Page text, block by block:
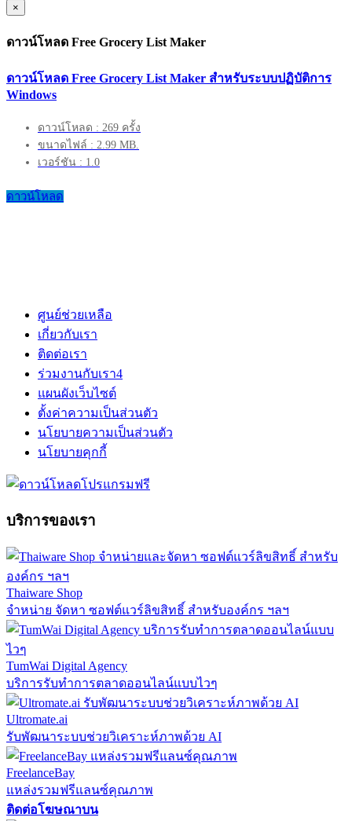
×
ดาวน์โหลด Free Grocery List Maker
ดาวน์โหลด Free Grocery List Maker สำหรับระบบปฏิบัติการ
Windows
ดาวน์โหลด : 269 ครั้ง
ขนาดไฟล์ : 2.99 MB.
เวอร์ชัน : 1.0
ดาวน์โหลด
ศูนย์ช่วยเหลือ
เกี่ยวกับเรา
ติดต่อเรา
ร่วมงานกับเรา4
แผนผังเว็บไซต์
ตั้งค่าความเป็นส่วนตัว
นโยบายความเป็นส่วนตัว
นโยบายคุกกี้
บริการของเรา
Thaiware Shop
จำหน่าย จัดหา ซอฟต์แวร์ลิขสิทธิ์ สำหรับองค์กร ฯลฯ
TumWai Digital Agency
บริการรับทำการตลาดออนไลน์แบบไวๆ
Ultromate.ai
รับพัฒนาระบบช่วยวิเคราะห์ภาพด้วย AI
FreelanceBay
แหล่งรวมฟรีแลนซ์คุณภาพ
ติดต่อโฆษณาบน